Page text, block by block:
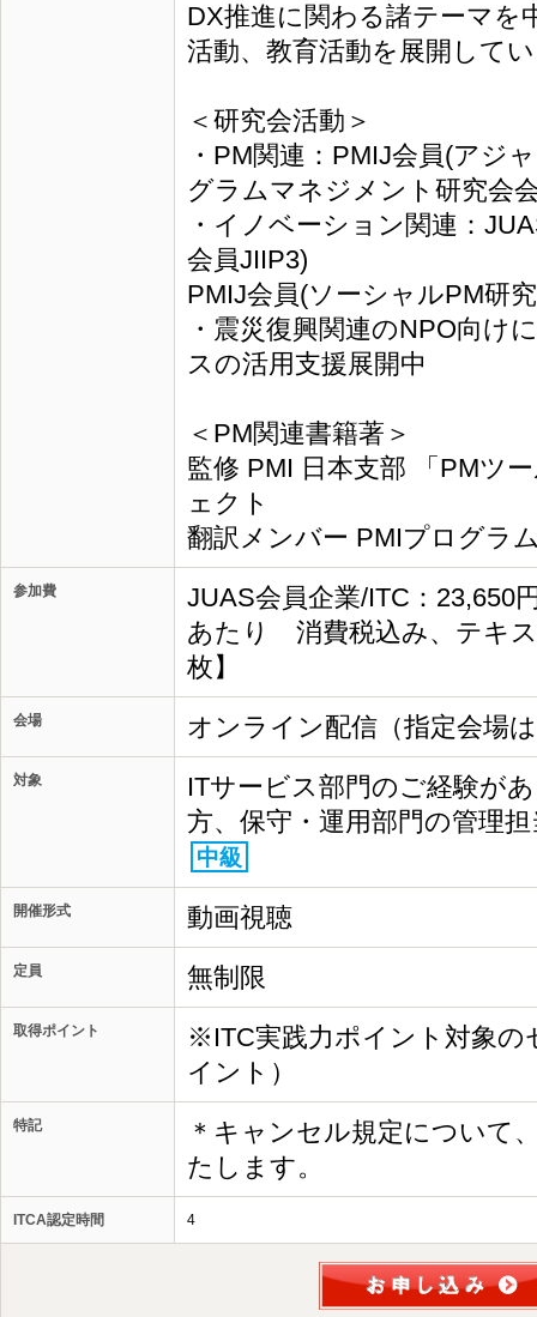
DX推進に関わる諸テーマを
活動、教育活動を展開して
＜研究会活動＞
・PM関連：PMIJ会員(アジ
グラムマネジメント研究会
・イノベーション関連：
会員JIIP3)
PMIJ会員(ソーシャルPM研
・震災復興関連のNPO向け
スの活用支援展開中
＜PM関連書籍著＞
監修 PMI 日本支部 「PMツ
ェクト
翻訳メンバー PMIプログラ
参加費
JUAS会員企業/ITC：23,650
あたり 消費税込み、テキ
枚】
会場 オンライン配信（指定会場
対象
ITサービス部門のご経験が
方、保守・運用部門の管理
中級
開催形式 動画視聴
定員 無制限
取得ポイント
※ITC実践力ポイント対象の
イント）
特記
＊キャンセル規定について
たします。
ITCA認定時間 4